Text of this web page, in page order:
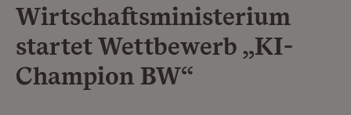
Wirtschaftsministerium
startet Wettbewerb „KI-
Champion BW“